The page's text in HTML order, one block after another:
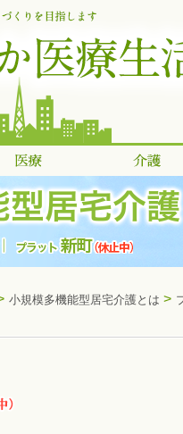
小規模多機能型居宅介護とは >